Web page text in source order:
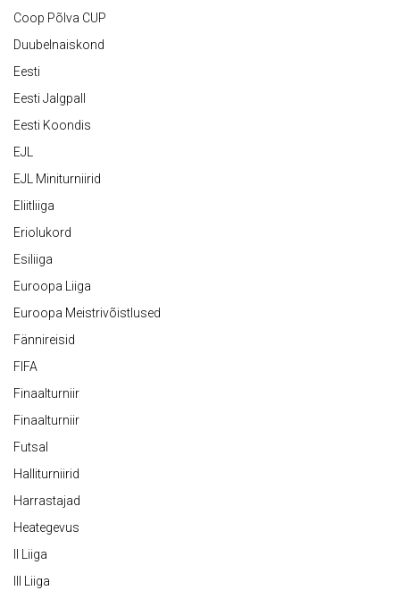
Coop Põlva CUP
Duubelnaiskond
Eesti
Eesti Jalgpall
Eesti Koondis
EJL
EJL Miniturniirid
Eliitliiga
Eriolukord
Esiliiga
Euroopa Liiga
Euroopa Meistrivõistlused
Fännireisid
FIFA
Finaalturniir
Finaalturniir
Futsal
Halliturniirid
Harrastajad
Heategevus
II Liiga
III Liiga